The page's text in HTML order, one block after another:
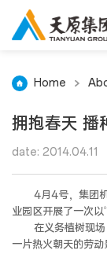
Home
拥抱春天 播
date: 2014.04.11
4月4号，集团
业园区开展了一次以
在义务植树现
一片热火朝天的劳